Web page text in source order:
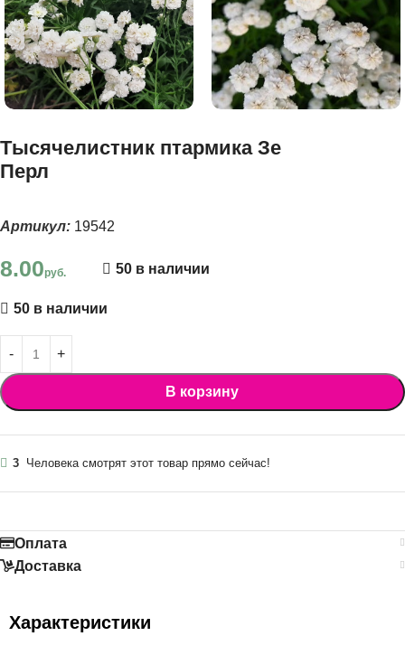
Тысячелистник птармика Зе
Перл
Артикул: 19542
8.00руб. 50 в наличии
50 в наличии
В корзину
3 Человека смотрят этот товар прямо сейчас!
Оплата
Доставка
Характеристики